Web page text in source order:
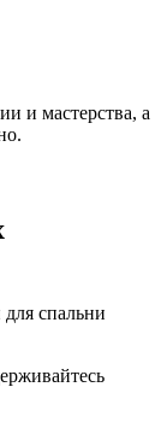
и мастерства, а